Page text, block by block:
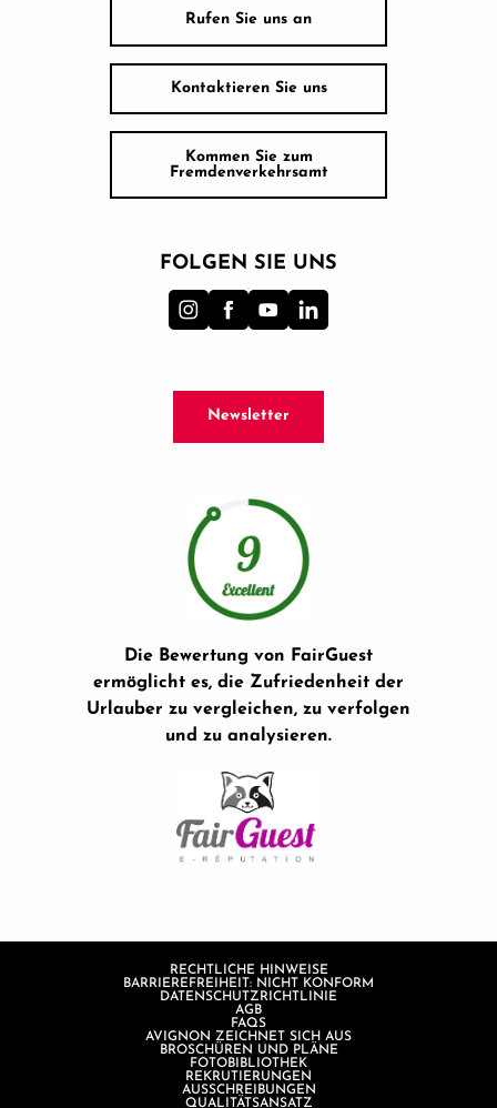
Rufen Sie uns an
Kontaktieren Sie uns
Kommen Sie zum
Fremdenverkehrsamt
FOLGEN SIE UNS
Newsletter
Die Bewertung von FairGuest
ermöglicht es, die Zufriedenheit der
Urlauber zu vergleichen, zu verfolgen
und zu analysieren.
RECHTLICHE HINWEISE
BARRIEREFREIHEIT: NICHT KONFORM
DATENSCHUTZRICHTLINIE
AGB
FAQS
AVIGNON ZEICHNET SICH AUS
BROSCHÜREN UND PLÄNE
FOTOBIBLIOTHEK
REKRUTIERUNGEN
AUSSCHREIBUNGEN
QUALITÄTSANSATZ